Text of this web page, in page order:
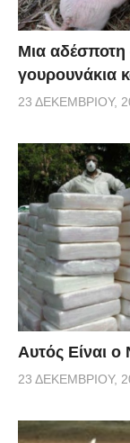
Μια αδέσποτη
γουρουνάκια
23 ΔΕΚΕΜΒΡΊΟΥ,
Αυτός Είναι ο
23 ΔΕΚΕΜΒΡΊΟΥ,